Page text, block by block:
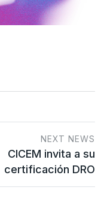
NEXT NEWS
CICEM invita a su
certificación DRO